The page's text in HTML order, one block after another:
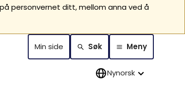
personvernet ditt, mellom anna ved å
Min side Søk Meny
Nynorsk